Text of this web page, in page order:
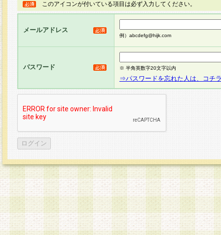
このアイコンが付いている項目は必ず入力してください。
メールアドレス
例）abcdefg@hijk.com
パスワード ※ 半角英数字20文字以内
⇒パスワードを忘れた人は、コチ